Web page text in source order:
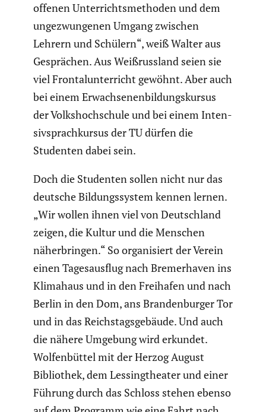
offenen Unter­richts­me­thoden und dem
ungezwun­genen Umgang zwischen
Lehrern und Schülern“, weiß Walter aus
Gesprä­chen. Aus Weißruss­land seien sie
viel Frontal­un­ter­richt gewöhnt. Aber auch
bei einem Erwach­se­nen­bil­dungs­kursus
der Volks­hoch­schule und bei einem Inten­
siv­sprach­kursus der TU dürfen die
Studenten dabei sein.
Doch die Studenten sollen nicht nur das
deutsche Bildungs­system kennen lernen.
„Wir wollen ihnen viel von Deutsch­land
zeigen, die Kultur und die Menschen
näher­bringen.“ So organi­siert der Verein
einen Tages­aus­flug nach Bremer­haven ins
Klimahaus und in den Freihafen und nach
Berlin in den Dom, ans Branden­burger Tor
und in das Reichs­tags­ge­bäude. Und auch
die nähere Umgebung wird erkundet.
Wolfen­büttel mit der Herzog August
Biblio­thek, dem Lessing­theater und einer
Führung durch das Schloss stehen ebenso